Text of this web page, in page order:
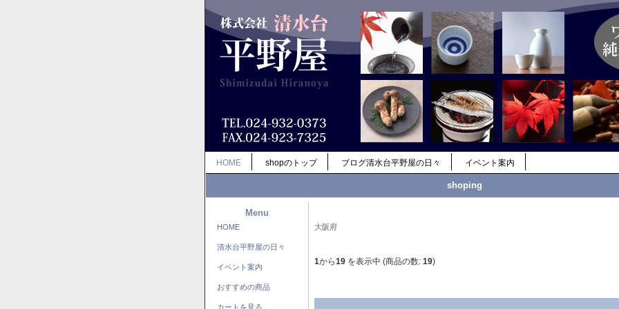
HOME shopのトップ ブログ清水台平野屋の日々 イベント案内
shoping
Menu
HOME
清水台平野屋の日々
イベント案内
おすすめの商品
カートを見る
大阪府
1から19 を表示中 (商品の数: 19)